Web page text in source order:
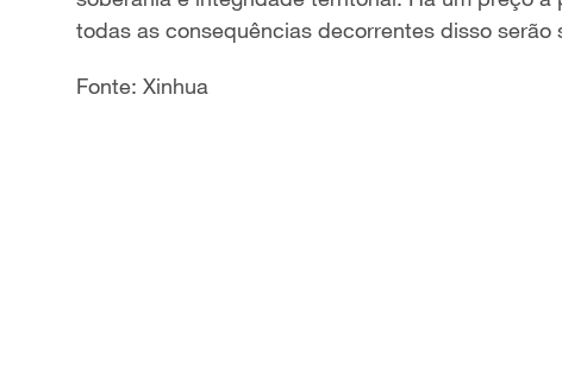
todas as consequências decorrentes disso
Fonte: Xinhua